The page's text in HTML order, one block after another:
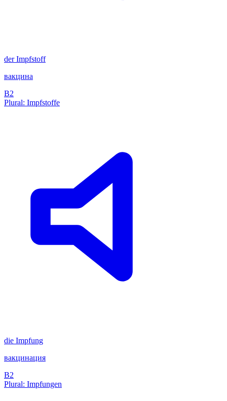
derImpfstoff
вакцина
B2
Plural: Impfstoffe
die Impfung
вакцинация
B2
Plural: Impfungen